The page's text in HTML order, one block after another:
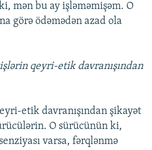
mən bu ay işləməmişəm. O
görə ödəmədən azad ola
qeyri-etik davranışından
etik davranışından şikayət
O sürücünün ki,
varsa, fərqlənmə